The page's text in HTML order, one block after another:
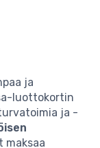
ja
luottokortin
ja -
maksaa